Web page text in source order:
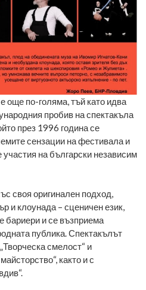
още по-голяма, тъй като идва
пробив на спектакъла
през 1996 година се
сензации на фестивала и
на български независим
своя оригинален подход,
и клоунада – сценичен език,
бариери и се възприема
публика. Спектакълът
смелост“ и
както и с